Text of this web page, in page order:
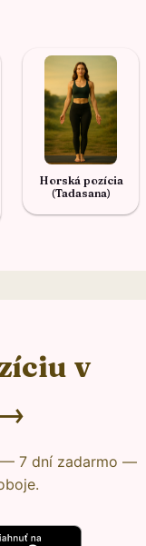
Horská pozícia
(Tadasana)
v
— 7 dní zadarmo —